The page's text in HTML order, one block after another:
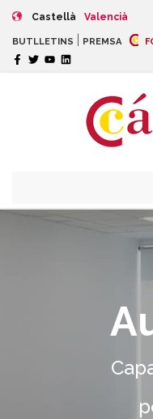
Castellà Valencià
BUTLLETINS PREMSA